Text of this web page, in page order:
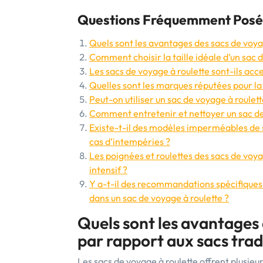
Questions Fréquemment
Quels sont les avantages des sacs de
Comment choisir la taille idéale d’un sac
Les sacs de voyage à roulette sont-ils
Quelles sont les marques réputées pour
Peut-on utiliser un sac de voyage à
Comment entretenir et nettoyer un sac
Existe-t-il des modèles imperméables
cas d’intempéries ?
Les poignées et roulettes des sacs de
intensif ?
Y a-t-il des recommandations
dans un sac de voyage à roulette ?
Quels sont les
par rapport aux sacs